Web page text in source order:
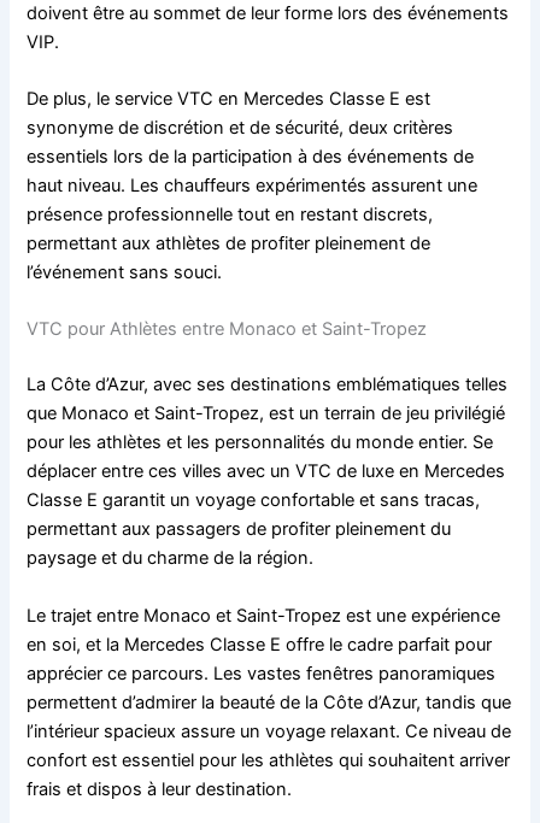
doivent être au sommet de leur forme lors des événements
VIP.
De plus, le service VTC en Mercedes Classe E est
synonyme de discrétion et de sécurité, deux critères
essentiels lors de la participation à des événements de
haut niveau. Les chauffeurs expérimentés assurent une
présence professionnelle tout en restant discrets,
permettant aux athlètes de profiter pleinement de
l’événement sans souci.
VTC pour Athlètes entre Monaco et Saint-Tropez
La Côte d’Azur, avec ses destinations emblématiques telles
que Monaco et Saint-Tropez, est un terrain de jeu privilégié
pour les athlètes et les personnalités du monde entier. Se
déplacer entre ces villes avec un VTC de luxe en Mercedes
Classe E garantit un voyage confortable et sans tracas,
permettant aux passagers de profiter pleinement du
paysage et du charme de la région.
Le trajet entre Monaco et Saint-Tropez est une expérience
en soi, et la Mercedes Classe E offre le cadre parfait pour
apprécier ce parcours. Les vastes fenêtres panoramiques
permettent d’admirer la beauté de la Côte d’Azur, tandis que
l’intérieur spacieux assure un voyage relaxant. Ce niveau de
confort est essentiel pour les athlètes qui souhaitent arriver
frais et dispos à leur destination.